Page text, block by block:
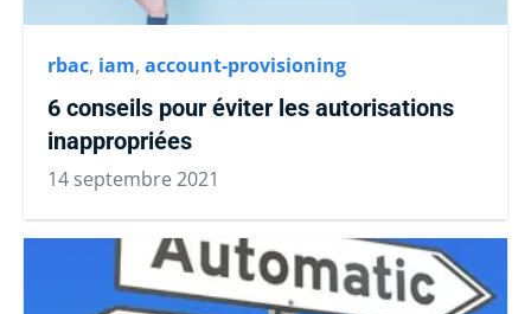
rbac, iam, account-provisioning
6 conseils pour éviter les autorisations
inappropriées
14 septembre 2021